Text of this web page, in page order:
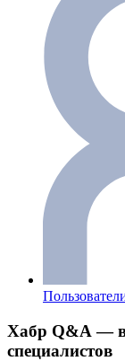
Хабр Q&A —
специалистов